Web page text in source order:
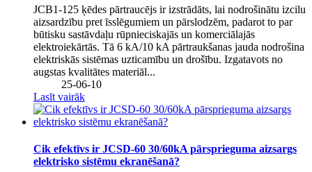
JCB1-125 ķēdes pārtraucējs ir izstrādāts, lai nodrošinātu izcilu
aizsardzību pret īsslēgumiem un pārslodzēm, padarot to par
būtisku sastāvdaļu rūpnieciskajās un komerciālajās
elektroiekārtās. Tā 6 kA/10 kA pārtraukšanas jauda nodrošina
elektriskās sistēmas uzticamību un drošību. Izgatavots no
augstas kvalitātes materiāl...
25-06-10
Lasīt vairāk
Cik efektīvs ir JCSD-60 30/60kA pārsprieguma aizsargs
elektrisko sistēmu ekranēšanā?